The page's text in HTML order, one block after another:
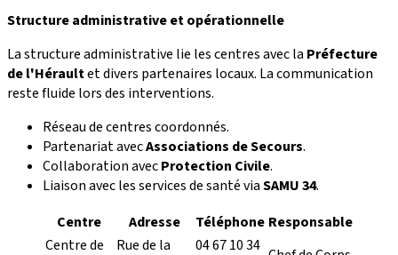
Structure administrative et opérationnelle
La structure administrative lie les centres avec la Préfecture
de l'Héraultet divers partenaires locaux. La communication
reste fluide lors des interventions.
Réseau de centres coordonnés.
Partenariat avecAssociations de Secours.
Collaboration avecProtection Civile.
Liaison avec les services de santé viaSAMU 34.
Centre
Adresse Téléphone Responsable
Centre de
Rue de la
04 67 10 34